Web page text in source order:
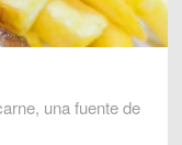
una fuente de